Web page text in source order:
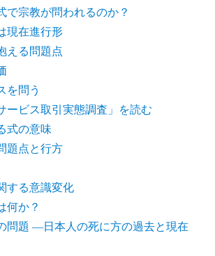
で宗教が問われるのか？
現在進行形
える問題点
を問う
ービス取引実態調査」を読む
式の意味
題点と行方
する意識変化
何か？
問題 ―日本人の死に方の過去と現在